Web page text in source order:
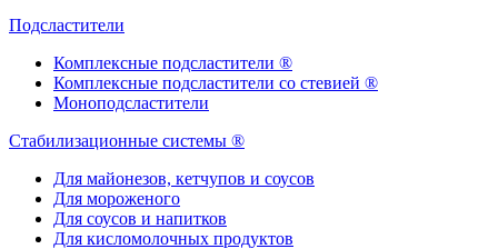
Подсластители
Комплексные подсластители ®
Комплексные подсластители со стевией ®
Моноподсластители
Стабилизационные системы ®
Для майонезов, кетчупов и соусов
Для мороженого
Для соусов и напитков
Для кисломолочных продуктов